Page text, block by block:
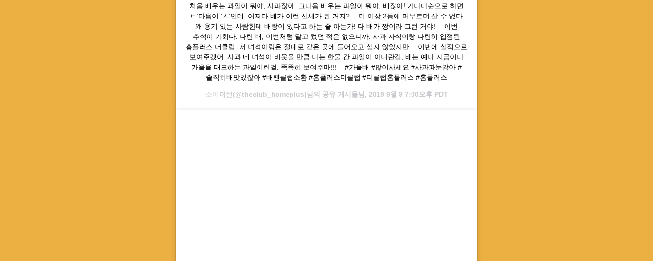
처음 배우는 과일이 뭐야, 사과잖아. 그다음 배우는 과일이 뭐야, 배잖아! 가나다순으로 하면
‘ㅂ’다음이 ‘ㅅ’인데. 어쩌다 배가 이런 신세가 된 거지? ⠀ 더 이상 2등에 머무르며 살 수 없다.
왜 용기 있는 사람한테 배짱이 있다고 하는 줄 아는가! 다 배가 짱이라 그런 거야! ⠀ 이번
추석이 기회다. 나란 배, 이번처럼 달고 컸던 적은 없으니까. 사과 자식이랑 나란히 입점된
홈플러스 더클럽. 저 녀석이랑은 절대로 같은 곳에 들어오고 싶지 않았지만… 이번에 실적으로
보여주겠어. 사과 네 녀석이 비웃을 만큼 나는 한물 간 과일이 아니란걸, 배는 예나 지금이나
가을을 대표하는 과일이란걸, 똑똑히 보여주마!!! ⠀ #가을배 #많이사세요 #사과파눈감아 #
솔직히배맛있잖아 #배팬클럽소환 #홈플러스더클럽 #더클럽홈플러스 #홈플러스
소비패턴 (@theclub_homeplus)님의 공유 게시물님, 2019 9월 9 7:00오후 PDT